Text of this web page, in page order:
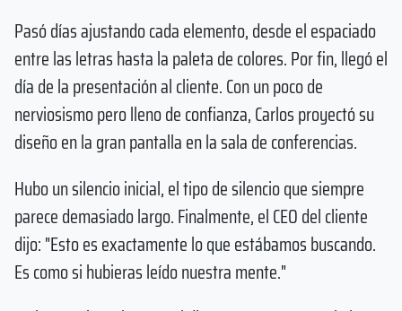
Pasó días ajustando cada elemento, desde el espaciado
entre las letras hasta la paleta de colores. Por fin, llegó el
día de la presentación al cliente. Con un poco de
nerviosismo pero lleno de confianza, Carlos proyectó su
diseño en la gran pantalla en la sala de conferencias.
Hubo un silencio inicial, el tipo de silencio que siempre
parece demasiado largo. Finalmente, el CEO del cliente
dijo: "Esto es exactamente lo que estábamos buscando.
Es como si hubieras leído nuestra mente."